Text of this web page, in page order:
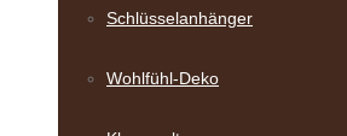
Schlüsselanhänger
Wohlfühl-Deko